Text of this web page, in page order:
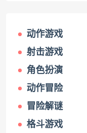
动作游戏
射击游戏
角色扮演
动作冒险
冒险解谜
格斗游戏